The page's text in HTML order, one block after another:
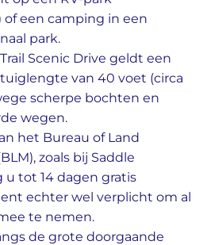
of een camping in een
park.
Scenic Drive geldt een
van 40 voet (circa
scherpe bochten en
wegen.
het Bureau of Land
zoals bij Saddle
u tot 14 dagen gratis
echter wel verplicht om al
te nemen.
de grote doorgaande